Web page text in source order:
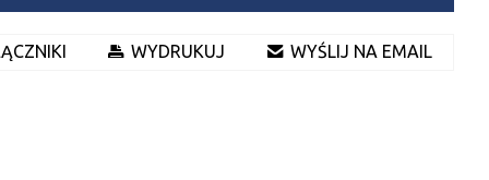
WYDRUKUJ WYŚLIJ NA EMAIL